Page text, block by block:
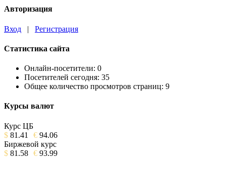
Авторизация
Вход | Регистрация
Статистика сайта
Онлайн-посетители: 0
Посетителей сегодня: 35
Общее количество просмотров страниц: 9
Курсы валют
Курс ЦБ
$ 81.41 € 94.06
Биржевой курс
$ 81.58 € 93.99